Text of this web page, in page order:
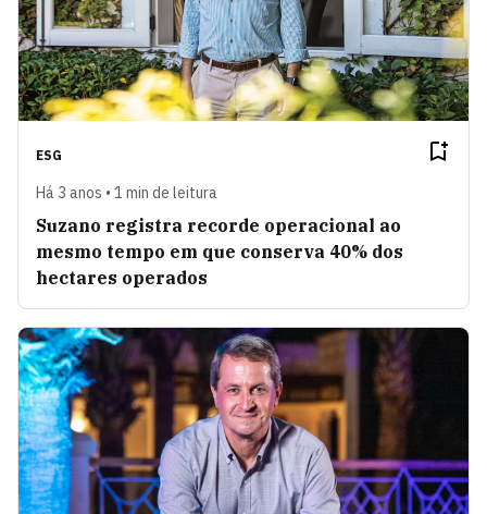
ESG
Há 3 anos • 1 min de leitura
Suzano registra recorde operacional ao
mesmo tempo em que conserva 40% dos
hectares operados